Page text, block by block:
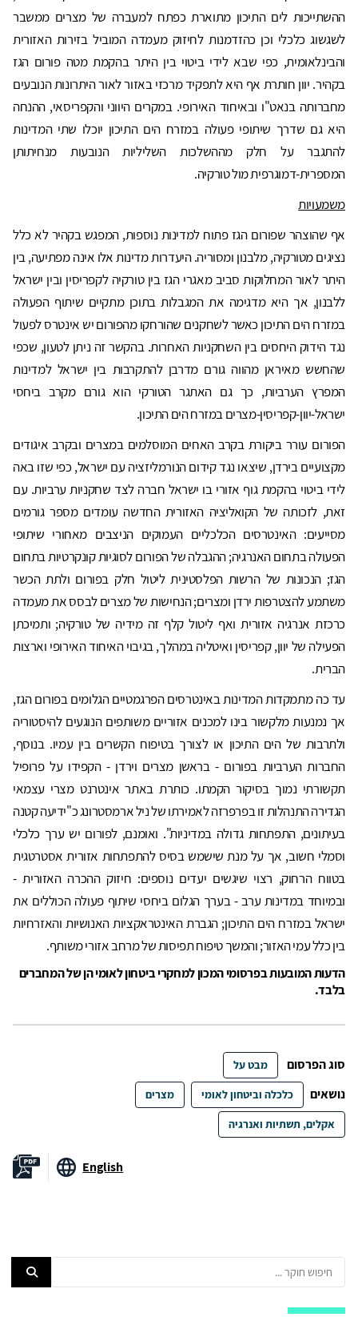
ההשתייכות לים התיכון מתוארת כפתח למעברה של מצרים ממשבר
לשגשוג כלכלי וכן כהזדמנות לחיזוק מעמדה המוביל בזירות האזורית
והבינלאומית, כפי שבא לידי ביטוי בין היתר בהקמת מטה פורום הגז
בקהיר. יוון חותרת אף היא לתפקיד מרכזי באזור לאור היתרונות הנובעים
מחברותה בנאט"ו ובאיחוד האירופי. במקרים היווני והקפריסאי, ההנחה
היא גם שדרך שיתופי פעולה במזרח הים התיכון יוכלו שתי המדינות
להתגבר על חלק מההשלכות השליליות הנובעות מנחיתותן
המספרית-דמוגרפית מול טורקיה.
משמעויות
אף שהוצהר שפורום הגז פתוח למדינות נוספות, המפגש בקהיר לא כלל
נציגים מטורקיה, מלבנון ומסוריה. היעדרות מדינות אלו אינה מפתיעה, בין
היתר לאור המחלוקות סביב מאגרי הגז בין טורקיה לקפריסין ובין ישראל
ללבנון, אך היא מדגימה את המגבלות בתוכן מתקיים שיתוף הפעולה
במזרח הים התיכון כאשר לשחקנים שהורחקו מהפורום יש אינטרס לפעול
נגד הידוק היחסים בין השחקניות האחרות. בהקשר זה ניתן לטעון, שכפי
שהחשש מאיראן מהווה גורם מדרבן להתקרבות בין ישראל למדינות
המפרץ הערביות, כך גם האתגר הטורקי הוא גורם מקרב ביחסי
ישראל-יוון-קפריסין-מצרים במזרח הים התיכון.
הפורום עורר ביקורת בקרב האחים המוסלמים במצרים ובקרב איגודים
מקצועיים בירדן, שיצאו נגד קידום הנורמליזציה עם ישראל, כפי שזו באה
לידי ביטוי בהקמת גוף אזורי בו ישראל חברה לצד שחקניות ערביות. עם
זאת, לזכותה של הקואליציה האזורית החדשה עומדים מספר גורמים
מסייעים: האינטרסים הכלכליים העמוקים הניצבים מאחורי שיתופי
הפעולה בתחום האנרגיה; ההגבלה של הפורום לסוגיות קונקרטיות בתחום
הגז; הנכונות של הרשות הפלסטינית ליטול חלק בפורום ולתת הכשר
משתמע להצטרפות ירדן ומצרים; הנחישות של מצרים לבסס את מעמדה
כרכזת אנרגיה אזורית ואף ליטול קלף זה מידיה של טורקיה; ותמיכתן
הפעילה של יוון, קפריסין ואיטליה במהלך, בגיבוי האיחוד האירופי וארצות
הברית.
עד כה מתמקדות המדינות באינטרסים הפרגמטיים הגלומים בפורום הגז,
אך נמנעות מלקשור בינו למכנים אזוריים משותפים הנוגעים להיסטוריה
ולתרבות של הים התיכון או לצורך בטיפוח הקשרים בין עמיו. בנוסף,
החברות הערביות בפורום - בראשן מצרים וירדן - הקפידו על פרופיל
תקשורתי נמוך בסיקור הקמתו. כותרת באתר אינטרנט מצרי עצמאי
הגדירה התנהלות זו בפרפרזה לאמירתו של ניל ארמסטרונג כ"ידיעה קטנה
בעיתונים, התפתחות גדולה במדיניות". ואומנם, לפורום יש ערך כלכלי
וסמלי חשוב, אך על מנת שישמש בסיס להתפתחות אזורית אסטרטגית
בטווח הרחוק, רצוי שיגשים יעדים נוספים: חיזוק ההכרה האזורית -
ובמיוחד במדינות ערב - בערך הגלום ביחסי שיתוף פעולה הכוללים את
ישראל במזרח הים התיכון; הגברת האינטראקציות האנושיות והאזרחיות
בין כלל עמי האזור; והמשך טיפוח תפיסות של מרחב אזורי משותף.
הדעות המובעות בפרסומי המכון למחקרי ביטחון לאומי הן של המחברים
בלבד.
סוג הפרסום מבט על
נושאים כלכלה וביטחון לאומי מצרים
אקלים, תשתיות ואנרגיה
English